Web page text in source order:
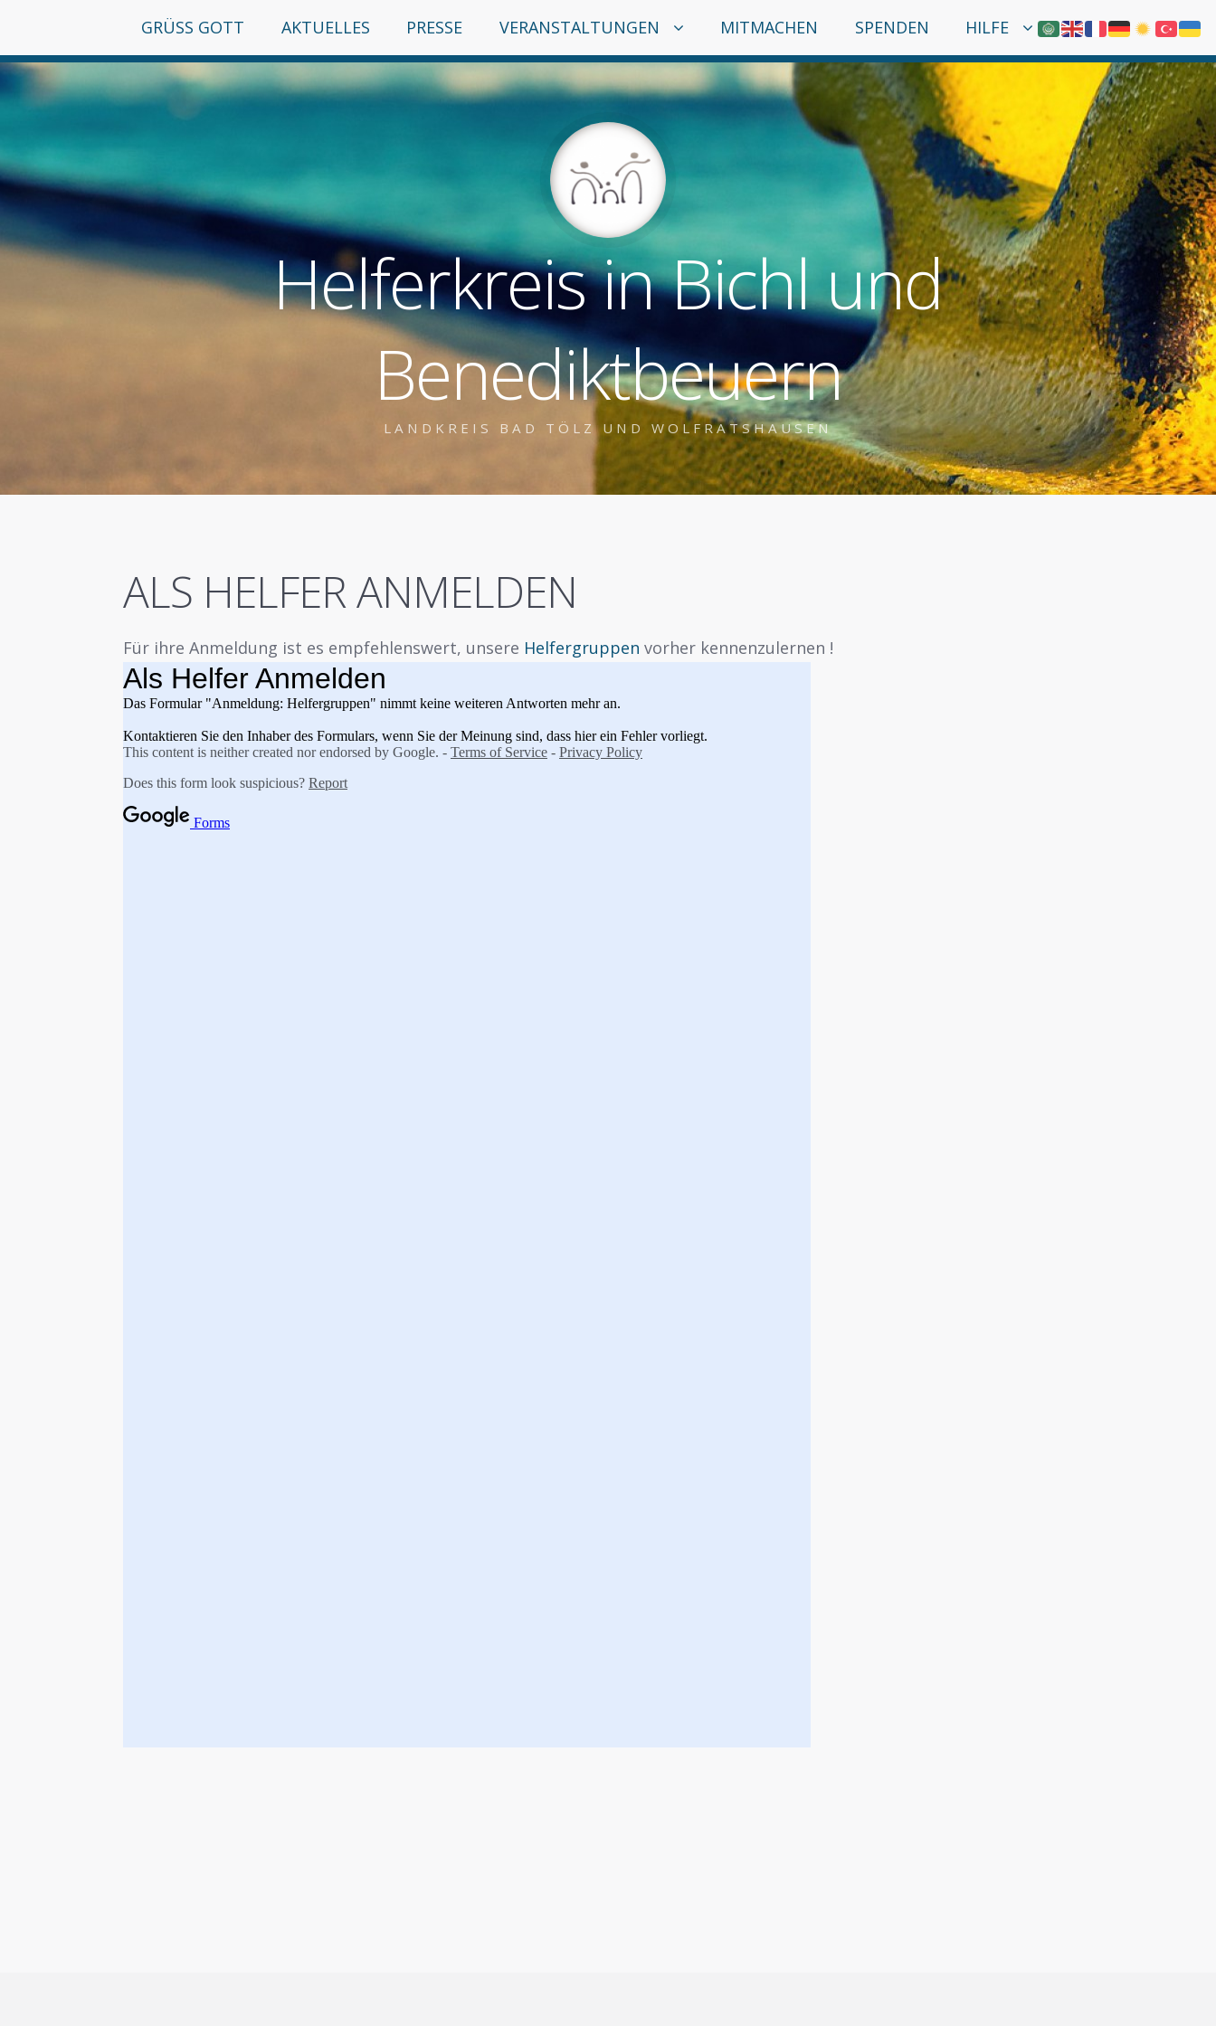
Helferkreis in Bichl und
Benediktbeuern
LANDKREIS BAD TÖLZ UND WOLFRATSHAUSEN
GRÜSS GOTT AKTUELLES PRESSE VERANSTALTUNGEN MITMACHEN SPENDEN HILFE
ALS HELFER ANMELDEN
Für ihre Anmeldung ist es empfehlenswert, unsere Helfergruppen vorher kennenzulernen !